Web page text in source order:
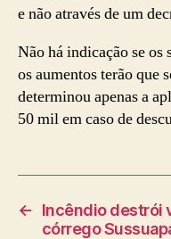
e não através de um
Não há indicação se os
os aumentos terão que
determinou apenas a
50 mil em caso de
←
Incêndio destrói
córrego